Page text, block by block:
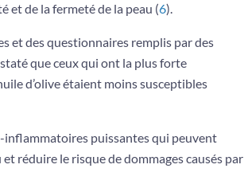
et de la fermeté de la peau (6).
et des questionnaires remplis par des
que ceux qui ont la plus forte
d’olive étaient moins susceptibles
inflammatoires puissantes qui peuvent
réduire le risque de dommages causés par